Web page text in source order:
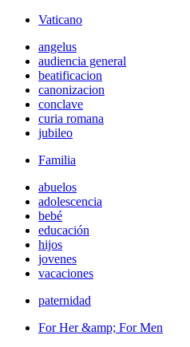
Vaticano
angelus
audiencia general
beatificacion
canonizacion
conclave
curia romana
jubileo
Familia
abuelos
adolescencia
bebé
educación
hijos
jovenes
vacaciones
paternidad
For Her &amp; For Men